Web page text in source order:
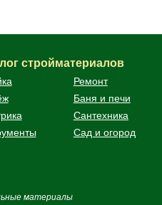
стройматериалов
Ремонт
Баня и печи
Сантехника
Сад и огород
материалы